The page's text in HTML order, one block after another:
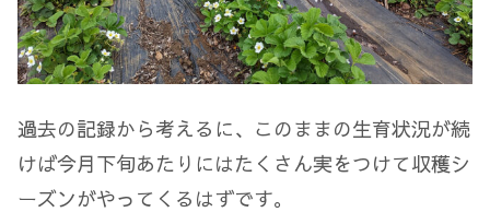
過去の記録から考えるに、このままの生育状況が続
けば今月下旬あたりにはたくさん実をつけて収穫シ
ーズンがやってくるはずです。